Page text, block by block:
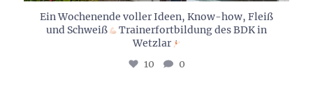
Ein Wochenende voller Ideen, Know-how, Fleiß
und Schweiß
Trainerfortbildung des BDK in
Wetzlar
10
0